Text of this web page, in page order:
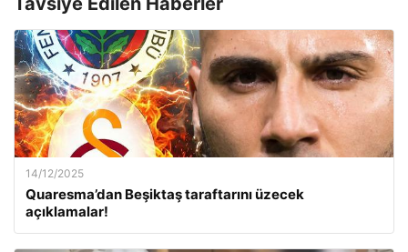
14/12/2025
Quaresma’dan Beşiktaş taraftarını üzecek
açıklamalar!